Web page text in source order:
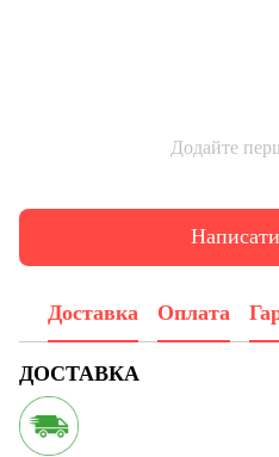
Додайте
Доставка Оплата
ДОСТАВКА